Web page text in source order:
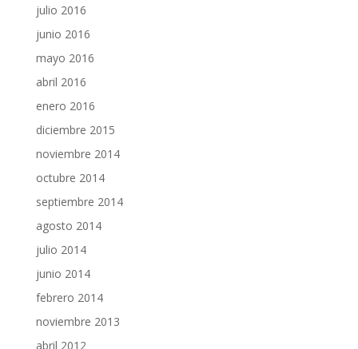
julio 2016
junio 2016
mayo 2016
abril 2016
enero 2016
diciembre 2015
noviembre 2014
octubre 2014
septiembre 2014
agosto 2014
julio 2014
junio 2014
febrero 2014
noviembre 2013
abril 2012